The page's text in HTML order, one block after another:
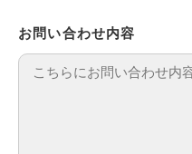
お問い合わせ内容